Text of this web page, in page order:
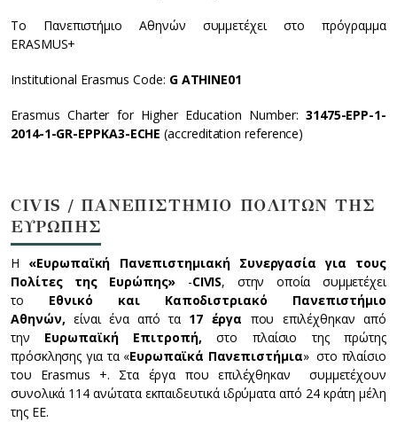
Το Πανεπιστήμιο Αθηνών συμμετέχει στο πρόγραμμα
ERASMUS+
Institutional Erasmus Code: G ATHINE01
Erasmus Charter for Higher Education Number: 31475-EPP-1-
2014-1-GR-EPPKA3-ECHE(accreditation reference)
CIVIS / ΠΑΝΕΠΙΣΤΗΜΙΟ ΠΟΛΙΤΩΝ ΤΗΣ
ΕΥΡΩΠΗΣ
Η «Ευρωπαϊκή Πανεπιστημιακή Συνεργασία για τους
Πολίτες της Ευρώπης» -CIVIS, στην οποία συμμετέχει
το Εθνικό και Καποδιστριακό Πανεπιστήμιο
Αθηνών, είναι ένα από τα 17 έργα που επιλέχθηκαν από
την Ευρωπαϊκή Επιτροπή, στο πλαίσιο της πρώτης
πρόσκλησης για τα «Ευρωπαϊκά Πανεπιστήμια» στο πλαίσιο
του Erasmus +. Στα έργα που επιλέχθηκαν συμμετέχουν
συνολικά 114 ανώτατα εκπαιδευτικά ιδρύματα από 24 κράτη μέλη
της ΕΕ.